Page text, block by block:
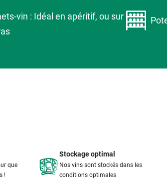
vin : Idéal en apéritif, ou sur
que
!
Stockage optimal
Nos vins sont stockés dans les
conditions optimales